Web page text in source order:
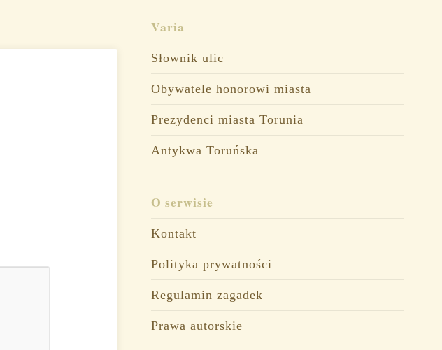
Varia
Słownik ulic
Obywatele honorowi miasta
Prezydenci miasta Torunia
Antykwa Toruńska
O serwisie
Kontakt
Polityka prywatności
Regulamin zagadek
Prawa autorskie